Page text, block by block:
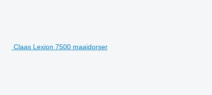
Claas Lexion 7500 maaidorser